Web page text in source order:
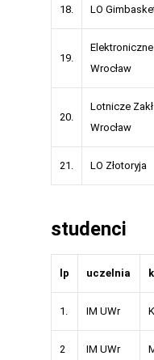
18. LO
19.
Wrocław
20.
Lotnicze
Wrocław
21. LO Złotoryja
studenci
lp uczelnia
1. IM UWr
2 IM UWr